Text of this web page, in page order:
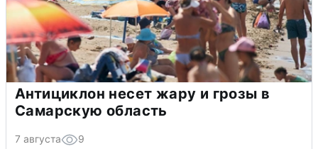
Антициклон несет жару и грозы в
Самарскую область
7 августа 9